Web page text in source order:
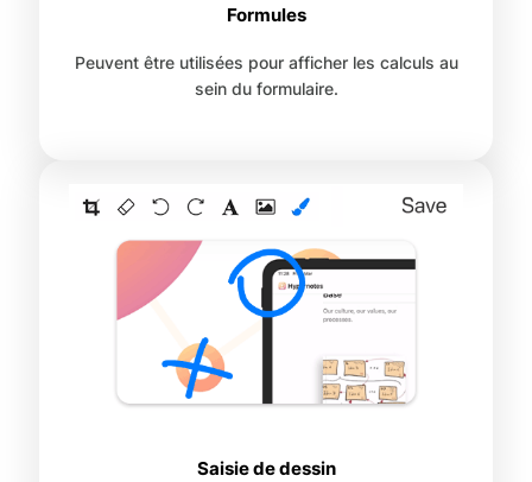
Formules
Peuvent être utilisées pour afficher les calculs au
sein du formulaire.
Saisie de dessin